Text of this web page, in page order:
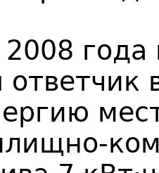
года
ответчик